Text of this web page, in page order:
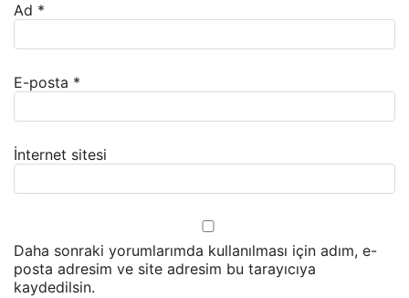
Ad *
E-posta *
İnternet sitesi
Daha sonraki yorumlarımda kullanılması için adım, e-
posta adresim ve site adresim bu tarayıcıya
kaydedilsin.